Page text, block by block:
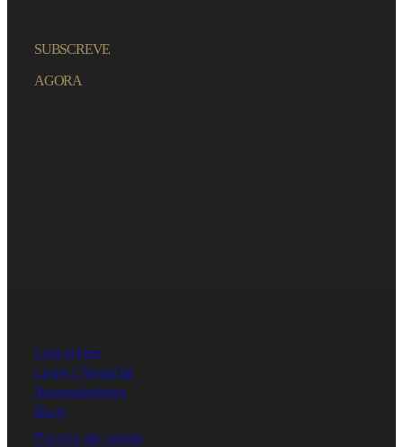
SUBSCREVE
AGORA
Loja online
Login / Registar
Revendedores
Blog
Pontos de venda